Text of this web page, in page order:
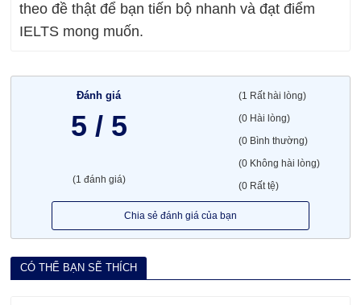
theo đề thật để bạn tiến bộ nhanh và đạt điểm
IELTS mong muốn.
Đánh giá
5 / 5
(1 đánh giá)
(1 Rất hài lòng)
(0 Hài lòng)
(0 Bình thường)
(0 Không hài lòng)
(0 Rất tệ)
Chia sẻ đánh giá của bạn
CÓ THỂ BẠN SẼ THÍCH